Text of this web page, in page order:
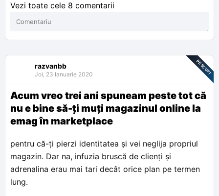
Vezi toate cele 8 comentarii
razvanbb
Joi, 23 Ianuarie 2020 PE SCURT
Acum vreo trei ani spuneam peste tot că
nu e bine să-ți muți magazinul online la
emag în marketplace
pentru că-ți pierzi identitatea și vei neglija propriul
magazin. Dar na, infuzia bruscă de clienți și
adrenalina erau mai tari decât orice plan pe termen
lung.